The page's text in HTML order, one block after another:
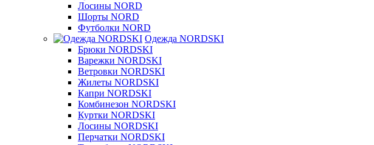
Лосины NORD
Шорты NORD
Футболки NORD
Одежда NORDSKI
Брюки NORDSKI
Варежки NORDSKI
Ветровки NORDSKI
Жилеты NORDSKI
Капри NORDSKI
Комбинезон NORDSKI
Куртки NORDSKI
Лосины NORDSKI
Перчатки NORDSKI